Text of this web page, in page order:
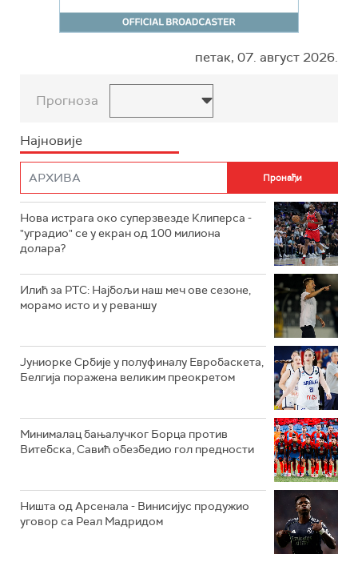
петак, 07. август 2026.
Прогноза
Најновије
Нова истрага око суперзвезде Клиперса -
"уградио" се у екран од 100 милиона
долара?
Илић за РТС: Најбољи наш меч ове сезоне,
морамо исто и у реваншу
Јуниорке Србије у полуфиналу Евробаскета,
Белгија поражена великим преокретом
Минималац бањалучког Борца против
Витебска, Савић обезбедио гол предности
Ништа од Арсенала - Винисијус продужио
уговор са Реал Мадридом